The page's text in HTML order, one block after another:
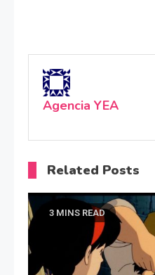
Agencia YEA
Related Posts
3 MINS READ